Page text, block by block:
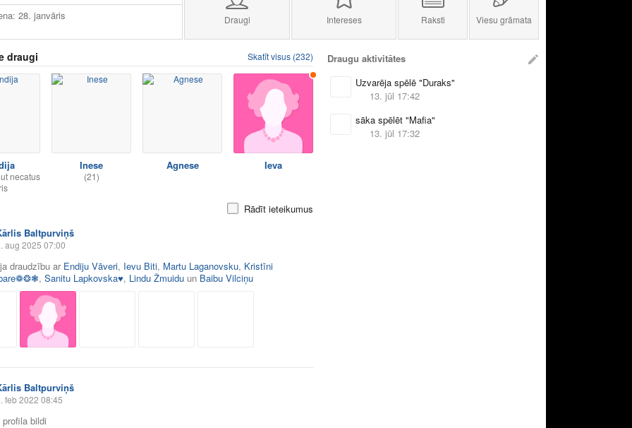
28. janvāris Draugi Intereses Raksti Viesu grāmata
draugi Skatīt visus (232)
necatus
Inese
(21)
Agnese Ieva
Rādīt ieteikumus
Baltpurviņš
aug 2025 07:00
draudzību ar Endiju Vāveri, Ievu Biti, Martu Laganovsku, Kristīni
, Sanitu Lapkovska♥, Lindu Žmuidu un Baibu Vilciņu
Baltpurviņš
feb 2022 08:45
bildi
Draugu aktivitātes
Uzvarēja spēlē "Duraks"
13. jūl 17:42
sāka spēlēt "Mafia"
13. jūl 17:32